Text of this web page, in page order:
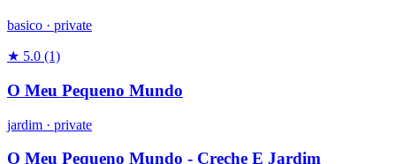
basico · private
★ 5.0 (1)
O Meu Pequeno Mundo
jardim · private
O Meu Pequeno Mundo - Creche E Jardim